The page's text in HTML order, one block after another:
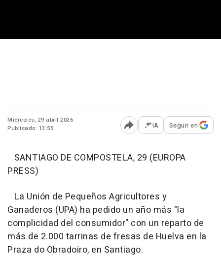
Miércoles, 29 abril 2026
Publicado: 13:55
Abrir opciones para
IA Seguir en
SANTIAGO DE COMPOSTELA, 29 (EUROPA
PRESS)
La Unión de Pequeños Agricultores y
Ganaderos (UPA) ha pedido un año más "la
complicidad del consumidor" con un reparto de
más de 2.000 tarrinas de fresas de Huelva en la
Praza do Obradoiro, en Santiago.